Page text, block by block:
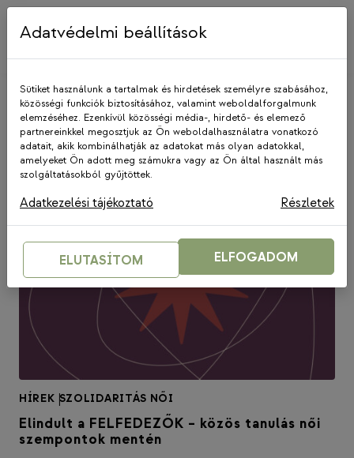
Skip
felfedezők
HÍREK |
SZOLIDARITÁS NŐI
Elindult a FELFEDEZŐK – közös tanulás női
szempontok mentén
Adatvédelmi beállítások
Sütiket használunk a tartalmak és hirdetések személyre szabásához,
közösségi funkciók biztosításához, valamint weboldalforgalmunk
elemzéséhez. Ezenkívül közösségi média-, hirdető- és elemező
partnereinkkel megosztjuk az Ön weboldalhasználatra vonatkozó
adatait, akik kombinálhatják az adatokat más olyan adatokkal,
amelyeket Ön adott meg számukra vagy az Ön által használt más
szolgáltatásokból gyűjtöttek.
Adatkezelési tájékoztató Részletek
ELUTASÍTOM ELFOGADOM